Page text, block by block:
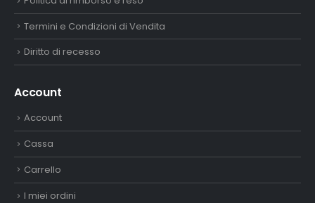
Termini e Condizioni di Vendita
Diritto di recesso
Account
Account
Cassa
Carrello
I miei ordini